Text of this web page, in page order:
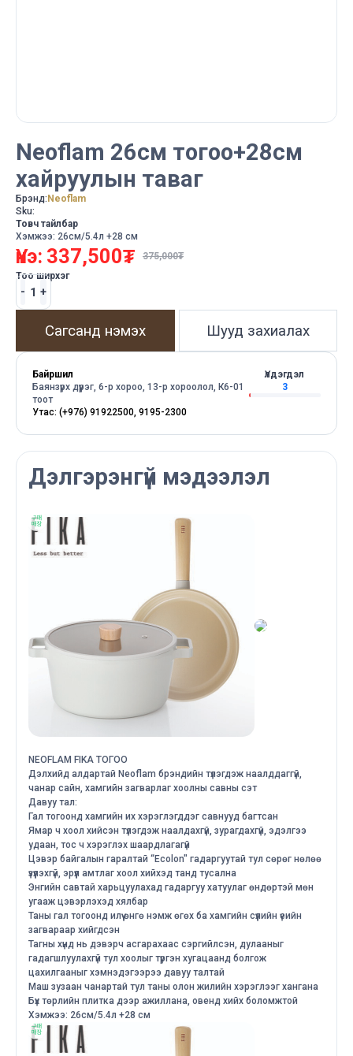
Neoflam 26см тогоо+28см
хайруулын таваг
Брэнд: Neoflam
Sku:
Товч тайлбар
Хэмжээ: 26см/5.4л +28 см
Үнэ: 337,500₮ 375,000₮
Тоо ширхэг
Сагсанд нэмэх Шууд захиалах
Байршил
Баянзүрх дүүрэг, 6-р хороо, 13-р хороолол, К6-01
тоот
Утас: (+976) 91922500, 9195-2300
Үлдэгдэл
3
Дэлгэрэнгүй мэдээлэл
NEOFLAM FIKA ТОГОО
Дэлхийд алдартай Neoflam брэндийн түлэгдэж наалддаггүй,
чанар сайн, хамгийн загварлаг хоолны савны сэт
Давуу тал:
Гал тогоонд хамгийн их хэрэглэгддэг савнууд багтсан
Ямар ч хоол хийсэн түлэгдэж наалдахгүй, зурагдахгүй, эдэлгээ
удаан, тос ч хэрэглэх шаардлагагүй
Цэвэр байгалын гаралтай “Ecolon" гадаргуутай тул сөрөг нөлөө
үзүүлэхгүй, эрүүл амтлаг хоол хийхэд танд тусална
Энгийн савтай харьцуулахад гадаргуу хатуулаг өндөртэй мөн
угааж цэвэрлэхэд хялбар
Таны гал тогоонд илүү өнгө нэмж өгөх ба хамгийн сүүлийн үеийн
загвараар хийгдсэн
Тагны хүнд нь дэвэрч асгарахаас сэргийлсэн, дулааныг
гадагшлуулахгүй тул хоолыг түргэн хугацаанд болгож
цахилгааныг хэмнэдэгээрээ давуу талтай
Маш зузаан чанартай тул таны олон жилийн хэрэглээг хангана
Бүх төрлийн плитка дээр ажиллана, овенд хийх боломжтой
Хэмжээ: 26см/5.4л +28 см